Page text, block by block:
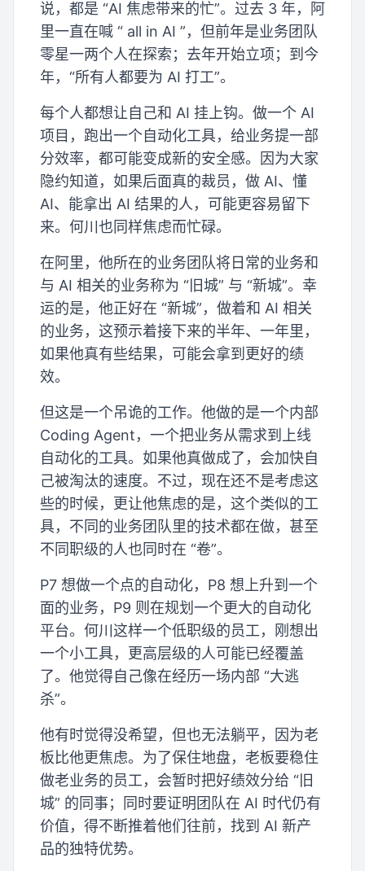
说，都是 “AI 焦虑带来的忙”。过去 3 年，阿
里一直在喊 “ all in AI ”，但前年是业务团队
零星一两个人在探索；去年开始立项；到今
年，“所有人都要为 AI 打工”。
每个人都想让自己和 AI 挂上钩。做一个 AI
项目，跑出一个自动化工具，给业务提一部
分效率，都可能变成新的安全感。因为大家
隐约知道，如果后面真的裁员，做 AI、懂
AI、能拿出 AI 结果的人，可能更容易留下
来。何川也同样焦虑而忙碌。
在阿里，他所在的业务团队将日常的业务和
与 AI 相关的业务称为 “旧城” 与 “新城”。幸
运的是，他正好在 “新城”，做着和 AI 相关
的业务，这预示着接下来的半年、一年里，
如果他真有些结果，可能会拿到更好的绩
效。
但这是一个吊诡的工作。他做的是一个内部
Coding Agent，一个把业务从需求到上线
自动化的工具。如果他真做成了，会加快自
己被淘汰的速度。不过，现在还不是考虑这
些的时候，更让他焦虑的是，这个类似的工
具，不同的业务团队里的技术都在做，甚至
不同职级的人也同时在 “卷”。
P7 想做一个点的自动化，P8 想上升到一个
面的业务，P9 则在规划一个更大的自动化
平台。何川这样一个低职级的员工，刚想出
一个小工具，更高层级的人可能已经覆盖
了。他觉得自己像在经历一场内部 “大逃
杀”。
他有时觉得没希望，但也无法躺平，因为老
板比他更焦虑。为了保住地盘，老板要稳住
做老业务的员工，会暂时把好绩效分给 “旧
城” 的同事；同时要证明团队在 AI 时代仍有
价值，得不断推着他们往前，找到 AI 新产
品的独特优势。